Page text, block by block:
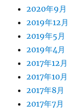
2020年9月
2019年12月
2019年5月
2019年4月
2017年12月
2017年10月
2017年8月
2017年7月